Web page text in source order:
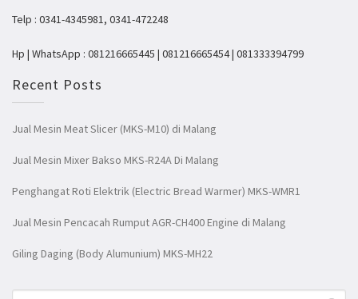
Telp : 0341-4345981, 0341-472248
Hp | WhatsApp : 081216665445 | 081216665454 | 081333394799
Recent Posts
Jual Mesin Meat Slicer (MKS-M10) di Malang
Jual Mesin Mixer Bakso MKS-R24A Di Malang
Penghangat Roti Elektrik (Electric Bread Warmer) MKS-WMR1
Jual Mesin Pencacah Rumput AGR-CH400 Engine di Malang
Giling Daging (Body Alumunium) MKS-MH22